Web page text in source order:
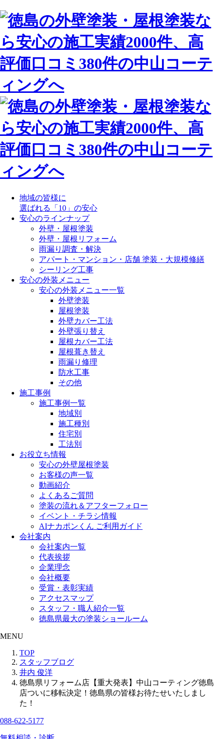
地域の皆様に
選ばれる「10」の安心
安心のラインナップ
外壁・屋根塗装
外壁・屋根リフォーム
雨漏り調査・解決
アパート・マンション・店舗 塗装・大規模修繕
シーリング工事
安心の外装メニュー
安心の外装メニュー一覧
外壁塗装
屋根塗装
外壁カバー工法
外壁張り替え
屋根カバー工法
屋根葺き替え
雨漏り修理
防水工事
その他
施工事例
施工事例一覧
地域別
施工種別
住宅別
工法別
お役立ち情報
安心の外壁屋根塗装
お客様の声一覧
動画紹介
よくあるご質問
塗装の流れ＆アフターフォロー
イベント・チラシ情報
AIナカポンくん ご利用ガイド
会社案内
会社案内一覧
代表挨拶
企業理念
会社概要
受賞・表彰実績
アクセスマップ
スタッフ・職人紹介一覧
徳島県最大の塗装ショールーム
MENU
TOP
スタッフブログ
井内 俊洋
徳島県リフォーム店【重大発表】中山コーティング徳島
店ついに移転決定！徳島県の皆様お待たせいたしまし
た！
088-622-5177